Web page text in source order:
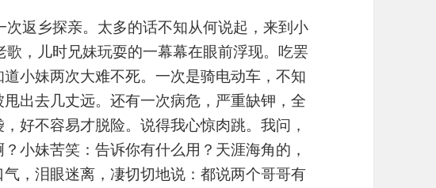
返乡探亲。太多的话不知从何说起，来到小
，儿时兄妹玩耍的一幕幕在眼前浮现。吃罢
小妹两次大难不死。一次是骑电动车，不知
出去几丈远。还有一次病危，严重缺钾，全
好不容易才脱险。说得我心惊肉跳。我问，
小妹苦笑：告诉你有什么用？天涯海角的，
，泪眼迷离，凄切切地说：都说两个哥哥有